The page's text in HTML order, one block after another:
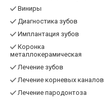
Виниры
Диагностика зубов
Имплантация зубов
Коронка
металлокерамическая
Лечение зубов
Лечение корневых каналов
Лечение пародонтоза